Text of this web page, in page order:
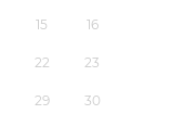
15 16
22 23
29 30